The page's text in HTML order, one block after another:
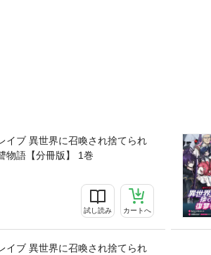
イブ 異世界に召喚され捨てられ
物語【分冊版】 1巻
試し読み カートへ
イブ 異世界に召喚され捨てられ